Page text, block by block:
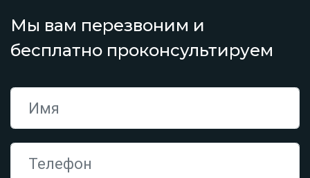
Мы вам перезвоним и
бесплатно проконсультируем